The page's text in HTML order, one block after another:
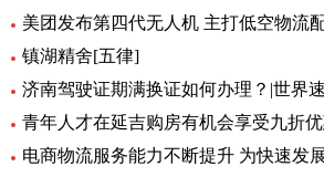
美团发布第四代无人机 主打低空物流
镇湖精舍[五律]
济南驾驶证期满换证如何办理？|世界
青年人才在延吉购房有机会享受九折
电商物流服务能力不断提升 为快速发